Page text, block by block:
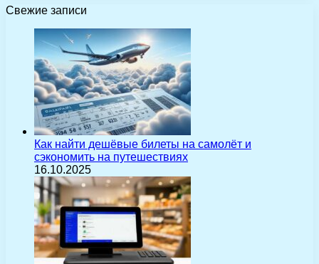
Свежие записи
Как найти дешёвые билеты на самолёт и
сэкономить на путешествиях
16.10.2025